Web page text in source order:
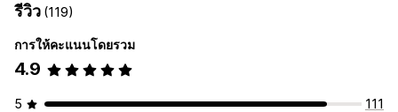
รีวิว (119)
การให้คะแนนโดยรวม
4.9
5
111